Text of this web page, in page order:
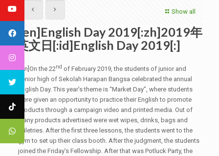
Show all
[:en]English Day 2019[:zh]2019年
英文日[:id]English Day 2019[:]
[:en]On the 22nd of February 2019, the students of junior and
senior high of Sekolah Harapan Bangsa celebrated the annual
English Day. This year’s theme is “Market Day”, where students
were given an opportunity to practice their English to promote
products through a campaign video and printed media. Out of
many products advertised were wet wipes, drinks, bags and
toiletries. After the first three lessons, the students went to the
gym to set up their class booth. After the judgment, the students
joined the Friday’s Fellowship. After that was Potluck Party, the